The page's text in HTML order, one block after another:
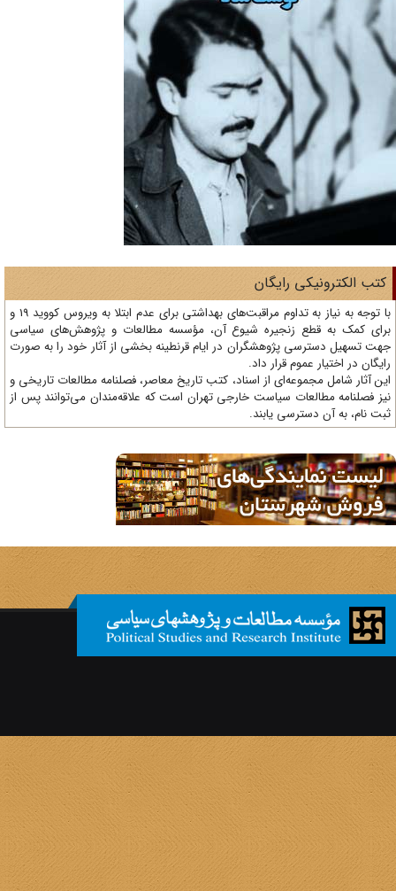
الکترونیکی رایگان
با توجه به نیاز به تداوم مراقبت‌های بهداشتی برای عدم ابتلا به ویروس کووید 19 و
کمک به قطع زنجیره شیوع آن، مؤسسه مطالعات و پژوهش‌های سیاسی
تسهیل دسترسی پژوهشگران در ایام قرنطینه بخشی از آثار خود را به صورت
در اختیار عموم قرار داد.
آثار شامل مجموعه‌ای از اسناد، کتب تاریخ معاصر، فصلنامه‌ مطالعات تاریخی و
فصلنامه مطالعات سیاست خارجی تهران است که علاقه‌مندان می‌توانند پس از
نام، به آن دسترسی یابند.